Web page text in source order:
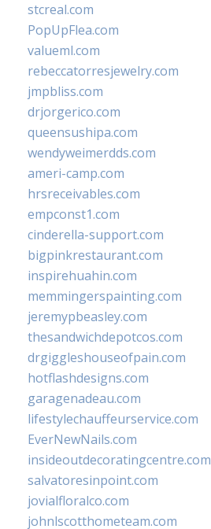
stcreal.com
PopUpFlea.com
valueml.com
rebeccatorresjewelry.com
jmpbliss.com
drjorgerico.com
queensushipa.com
wendyweimerdds.com
ameri-camp.com
hrsreceivables.com
empconst1.com
cinderella-support.com
bigpinkrestaurant.com
inspirehuahin.com
memmingerspainting.com
jeremypbeasley.com
thesandwichdepotcos.com
drgiggleshouseofpain.com
hotflashdesigns.com
garagenadeau.com
lifestylechauffeurservice.com
EverNewNails.com
insideoutdecoratingcentre.com
salvatoresinpoint.com
jovialfloralco.com
johnlscotthometeam.com